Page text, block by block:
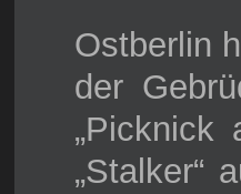
Ostberlin
der
„Picknick
„Stalker“